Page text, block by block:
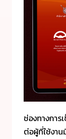
ช่องทางการ
ต่อผู้ที่ใช้งา